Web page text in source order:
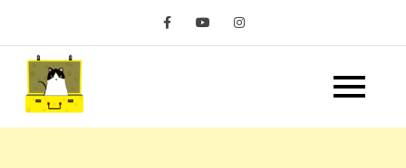
content
嘿 我要旅行 Hey Travel
Life